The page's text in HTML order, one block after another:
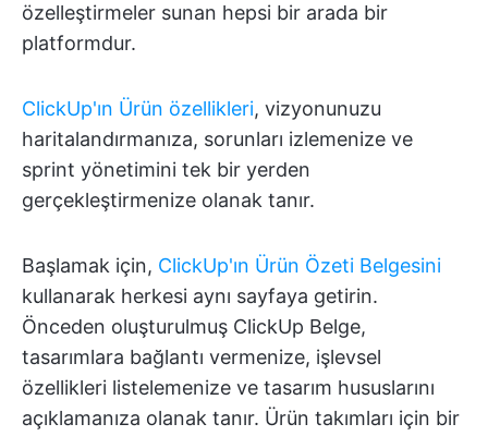
özelleştirmeler sunan hepsi bir arada bir
platformdur.
ClickUp'ın Ürün özellikleri, vizyonunuzu
haritalandırmanıza, sorunları izlemenize ve
sprint yönetimini tek bir yerden
gerçekleştirmenize olanak tanır.
Başlamak için, ClickUp'ın Ürün Özeti Belgesini
kullanarak herkesi aynı sayfaya getirin.
Önceden oluşturulmuş ClickUp Belge,
tasarımlara bağlantı vermenize, işlevsel
özellikleri listelemenize ve tasarım hususlarını
açıklamanıza olanak tanır. Ürün takımları için bir